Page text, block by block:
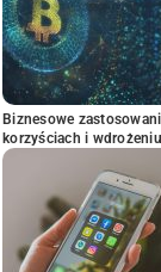
Biznesowe
korzyściach i wdrożeniu